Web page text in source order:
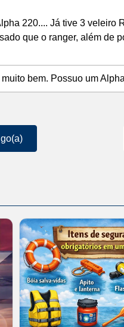
220.... Já tive 3
que o ranger, além de
bem. Possuo um